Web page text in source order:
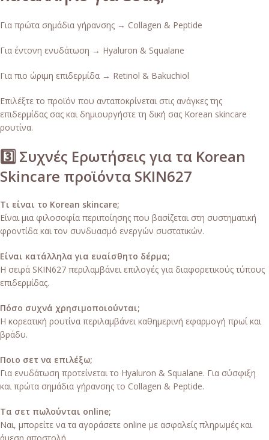
Για πρώτα σημάδια γήρανσης → Collagen & Peptide
Για έντονη ενυδάτωση → Hyaluron & Squalane
Για πιο ώριμη επιδερμίδα → Retinol & Bakuchiol
Επιλέξτε το προϊόν που ανταποκρίνεται στις ανάγκες της
επιδερμίδας σας και δημιουργήστε τη δική σας Korean skincare
ρουτίνα.
3️⃣ Συχνές Ερωτήσεις για τα Korean
Skincare προϊόντα SKIN627
Τι είναι το Korean skincare;
Είναι μια φιλοσοφία περιποίησης που βασίζεται στη συστηματική
φροντίδα και τον συνδυασμό ενεργών συστατικών.
Είναι κατάλληλα για ευαίσθητο δέρμα;
Η σειρά SKIN627 περιλαμβάνει επιλογές για διαφορετικούς τύπους
επιδερμίδας.
Πόσο συχνά χρησιμοποιούνται;
Η κορεατική ρουτίνα περιλαμβάνει καθημερινή εφαρμογή πρωί και
βράδυ.
Ποιο σετ να επιλέξω;
Για ενυδάτωση προτείνεται το Hyaluron & Squalane. Για σύσφιξη
και πρώτα σημάδια γήρανσης το Collagen & Peptide.
Τα σετ πωλούνται online;
Ναι, μπορείτε να τα αγοράσετε online με ασφαλείς πληρωμές και